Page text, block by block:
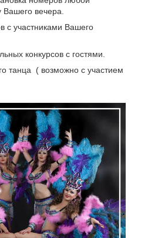
Вашего вечера.
участниками Вашего
конкурсов с гостями.
танца ( возможно с участием